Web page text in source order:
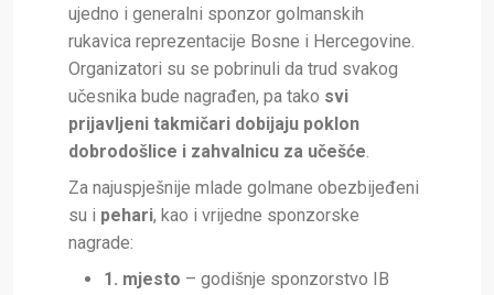
ujedno i generalni sponzor golmanskih
rukavica reprezentacije Bosne i Hercegovine.
Organizatori su se pobrinuli da trud svakog
učesnika bude nagrađen, pa tako svi
prijavljeni takmičari dobijaju poklon
dobrodošlice i zahvalnicu za učešće.
Za najuspješnije mlade golmane obezbijeđeni
su i pehari, kao i vrijedne sponzorske
nagrade:
1. mjesto – godišnje sponzorstvo IB